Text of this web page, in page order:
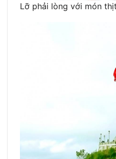
Lỡ phải lòng với món